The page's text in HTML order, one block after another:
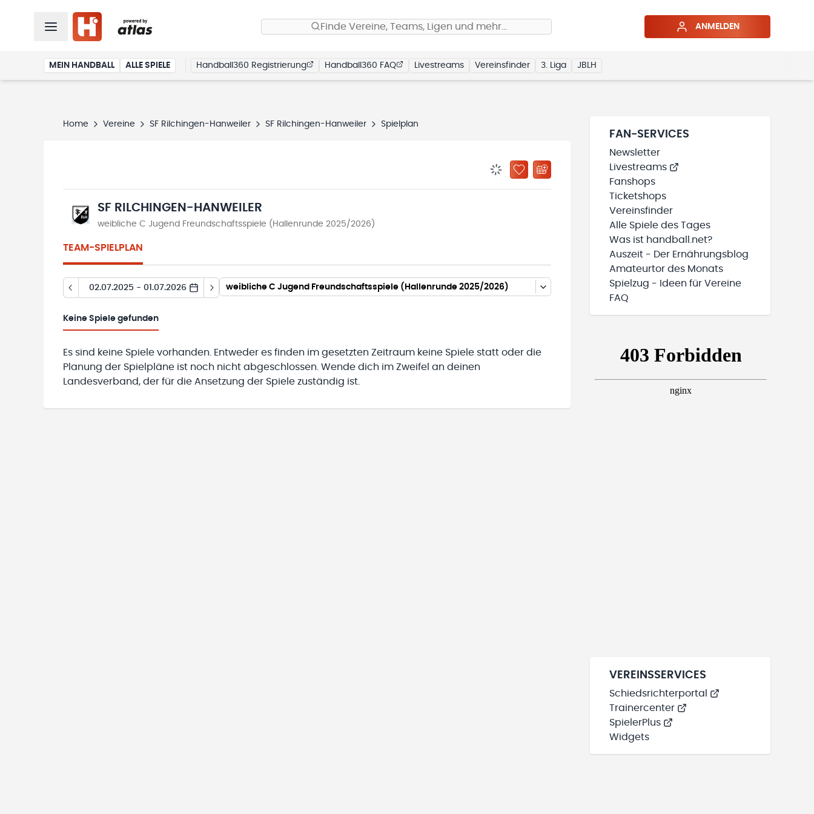
Finde Vereine, Teams, Ligen und mehr… ANMELDEN
MEIN HANDBALL ALLE SPIELE Handball360 Registrierung Handball360 FAQ Livestreams Vereinsfinder 3. Liga JBLH
Home Vereine SF Rilchingen-Hanweiler SF Rilchingen-Hanweiler Spielplan
BENACHRICHTIGUNGSSTATUS WIRD GELADEN
ZU „MEINE TEAMS“ HINZUFÜGEN
SF RILCHINGEN-HANWEILER
weibliche C Jugend Freundschaftsspiele (Hallenrunde 2025/2026)
TEAM-SPIELPLAN
02.07.2025 - 01.07.2026 weibliche C Jugend Freundschaftsspiele (Hallenrunde 2025/2026)
Keine Spiele gefunden
Es sind keine Spiele vorhanden. Entweder es finden im gesetzten Zeitraum keine Spiele statt oder die
Planung der Spielpläne ist noch nicht abgeschlossen. Wende dich im Zweifel an deinen
Landesverband, der für die Ansetzung der Spiele zuständig ist.
FAN-SERVICES
Newsletter
Livestreams
Fanshops
Ticketshops
Vereinsfinder
Alle Spiele des Tages
Was ist handball.net?
Auszeit - Der Ernährungsblog
Amateurtor des Monats
Spielzug - Ideen für Vereine
FAQ
VEREINSSERVICES
Schiedsrichterportal
Trainercenter
SpielerPlus
Widgets